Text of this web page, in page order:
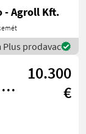
- Agroll Kft.
Plus prodavac
10.300
€